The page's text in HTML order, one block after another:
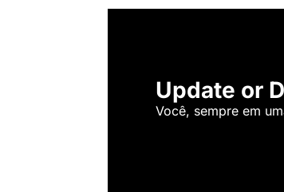
Update or
Você, sempre em